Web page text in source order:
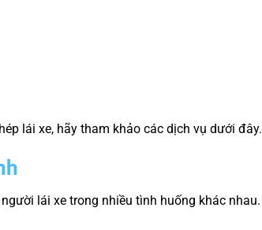
lái xe, hãy tham khảo các dịch vụ dưới đây.
lái xe trong nhiều tình huống khác nhau.